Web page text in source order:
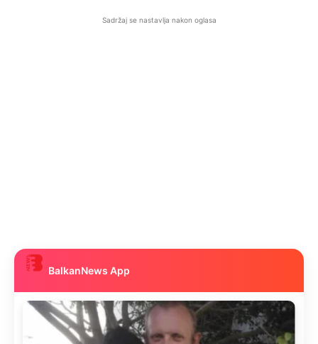
Sadržaj se nastavlja nakon oglasa
BalkanNews App